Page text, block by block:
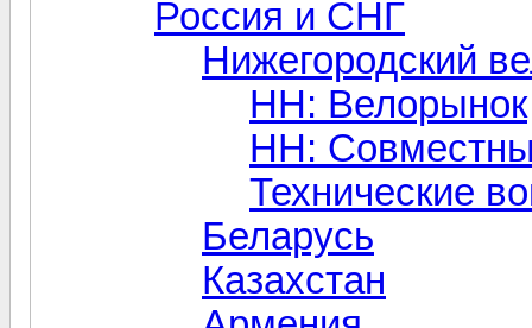
Россия и СНГ
Нижегородский
НН: Велорынок
НН:
Технические
Беларусь
Казахстан